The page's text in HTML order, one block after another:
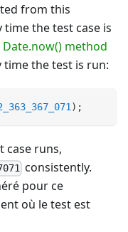
from this
the test case is
method
the test is run:
) ;
case runs,
consistently.
pour ce
où le test est